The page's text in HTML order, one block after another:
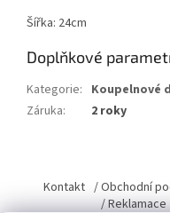
Šířka: 24cm
Doplňkové
Kategorie: Koupelnové
Záruka: 2 roky
Kontakt / Obchodní
/ Reklamace